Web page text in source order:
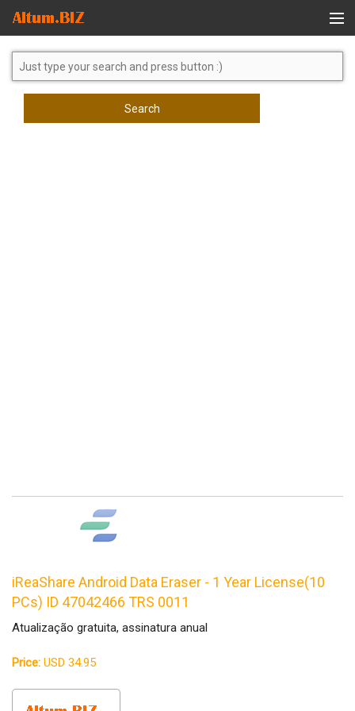
Global Search
Search
iReaShare Android Data Eraser - 1 Year License(10
PCs) ID 47042466 TRS 0011
Atualização gratuita, assinatura anual
Price: USD 34.95